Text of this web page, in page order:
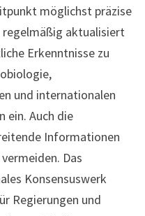
möglichst präzise
regelmäßig aktualisiert
Erkenntnisse zu
und internationalen
ein. Auch die
Informationen
Das
Konsensuswerk
Regierungen und